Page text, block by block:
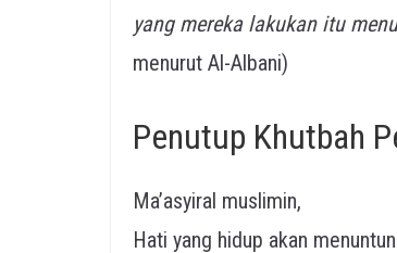
yang mereka lakukan itu
menurut Al-Albani)
Penutup Khutbah
Ma’asyiral muslimin,
Hati yang hidup akan